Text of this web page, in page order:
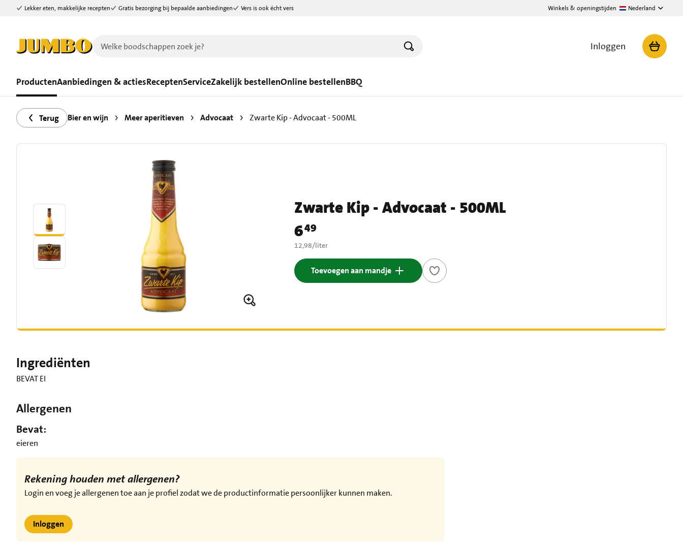
Ga naar zoeken
Ga naar hoofdinhoud
Lekker eten, makkelijke recepten Gratis bezorging bij bepaalde aanbiedingen Vers is ook écht vers Winkels & openingstijden Nederland
Inloggen
ProductenAanbiedingen & actiesReceptenServiceZakelijk bestellenOnline bestellenBBQ
Terug Bier en wijn Meer aperitieven Advocaat Zwarte Kip - Advocaat - 500ML
Zwarte Kip - Advocaat - 500ML
Prijs: € 6,49
649
€ 12,98 per liter
12,98/liter
Toevoegen aan mandje
Ingrediënten
BEVAT EI
Allergenen
Bevat:
eieren
Rekening houden met allergenen?
Login en voeg je allergenen toe aan je profiel zodat we de productinformatie persoonlijker kunnen maken.
Inloggen